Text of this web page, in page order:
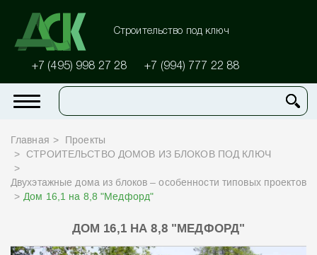
Строительство под ключ
+7 (495) 998 27 28 +7 (994) 777 22 88
Главная
Проекты
СТРОИТЕЛЬСТВО ДОМОВ ИЗ БЛОКОВ ПОД КЛЮЧ
Двухэтажные дома из блоков – особенности типовых проектов
Дом 16,1 на 8,8 "Медфорд"
ДОМ 16,1 НА 8,8 "МЕДФОРД"